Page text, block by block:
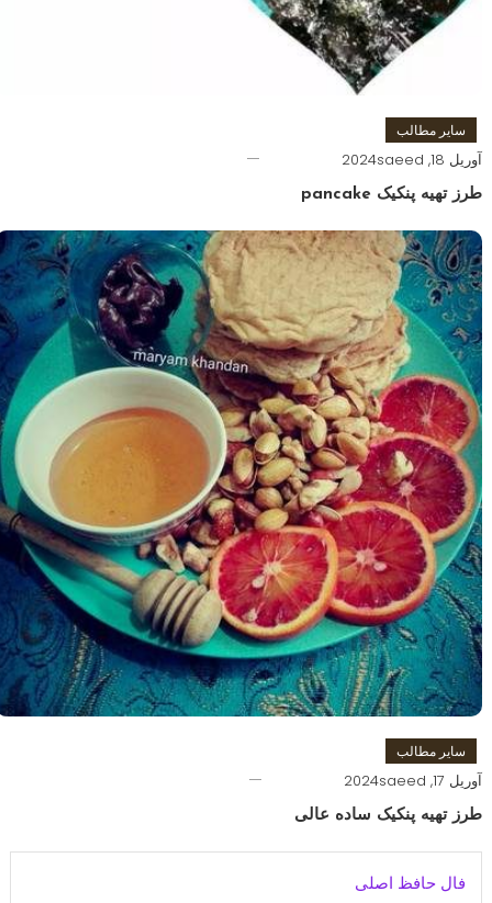
سایر مطالب
آوریل 18, 2024 saeed
طرز تهیه پنکیک pancake
سایر مطالب
آوریل 17, 2024 saeed
طرز تهیه پنکیک ساده عالی
فال حافظ اصلی